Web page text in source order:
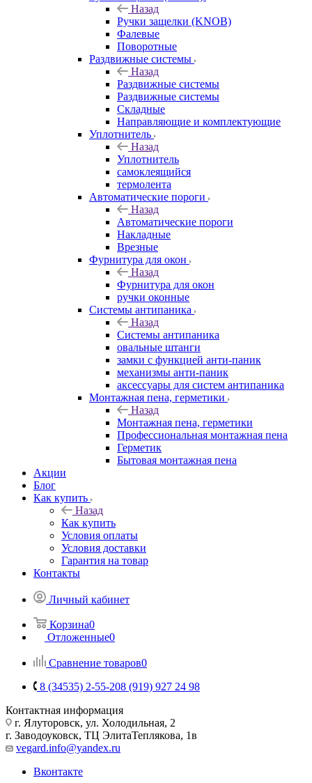
Назад
Ручки защелки (KNOB)
Фалевые
Поворотные
Раздвижные системы
Назад
Раздвижные системы
Раздвижные системы
Складные
Направляющие и комплектующие
Уплотнитель
Назад
Уплотнитель
самоклеящийся
термолента
Автоматические пороги
Назад
Автоматические пороги
Накладные
Врезные
Фурнитура для окон
Назад
Фурнитура для окон
ручки оконные
Системы антипаника
Назад
Системы антипаника
овальные штанги
замки с функцией анти-паник
механизмы анти-паник
аксессуары для систем антипаника
Монтажная пена, герметики
Назад
Монтажная пена, герметики
Профессиональная монтажная пена
Герметик
Бытовая монтажная пена
Акции
Блог
Как купить
Назад
Как купить
Условия оплаты
Условия доставки
Гарантия на товар
Контакты
Личный кабинет
Корзина0
Отложенные0
Сравнение товаров0
8 (34535) 2-55-208 (919) 927 24 98
Контактная информация
г. Ялуторовск, ул. Холодильная, 2
г. Заводоуковск, ​ТЦ Элита​Теплякова, 1в
vegard.info@yandex.ru
Вконтакте